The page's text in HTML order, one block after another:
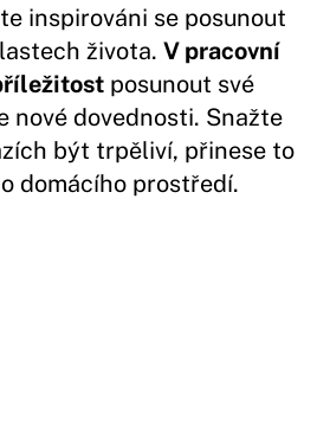
inspirováni se posunout
života.V pracovní
posunout své
nové dovednosti. Snažte
být trpěliví, přinese to
domácího prostředí.